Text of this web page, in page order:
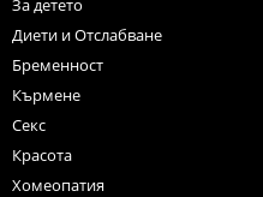
За детето
Диети и Отслабване
Бременност
Кърмене
Секс
Красота
Хомеопатия